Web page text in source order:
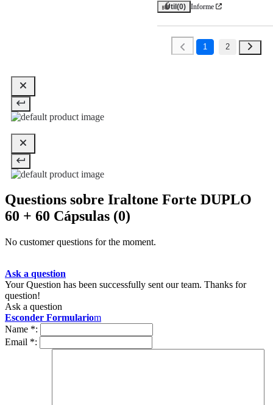
Útil(0) Informe
1 2
Questions sobre Iraltone Forte DUPLO
60 + 60 Cápsulas (0)
No customer questions for the moment.
Ask a question
Your Question has been successfully sent our team. Thanks for
question!
Ask a question
Esconder Formulariom
Name *:
Email *: